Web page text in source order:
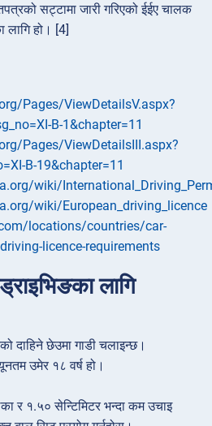
सट्टामा जारी गरिएको ईईए चालक
हो। [4]
Pages/ViewDetailsV.aspx?
B-1&chapter=11
Pages/ViewDetailsIII.aspx?
B-19&chapter=11
wiki/
wiki/European_driving_licence
locations/countries/car-
licence-requirements
लागि
दाहिने छेउमा गाडी चलाइन्छ।
उमेर १८ वर्ष हो।
र १.५० सेन्टिमिटर भन्दा कम उचाइ